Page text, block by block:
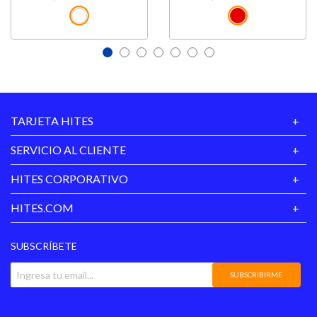
Estructura
Tela Jacquard Belga
Relleno Colchón
Pocket Advance Con
Respuesta Independiente;
Tejido De Punto, Con
Cubierta Inferior Tiene
Sobrantes (a Fin De Evitar
Marco De Poliuretano +
Estructura De Resortes
Bonnell. Cubierta Con Tela
TARJETA HITES
SERVICIO AL CLIENTE
HITES CORPORATIVO
HITES.COM
SUBSCRÍBETE
SUBSCRIBIRME